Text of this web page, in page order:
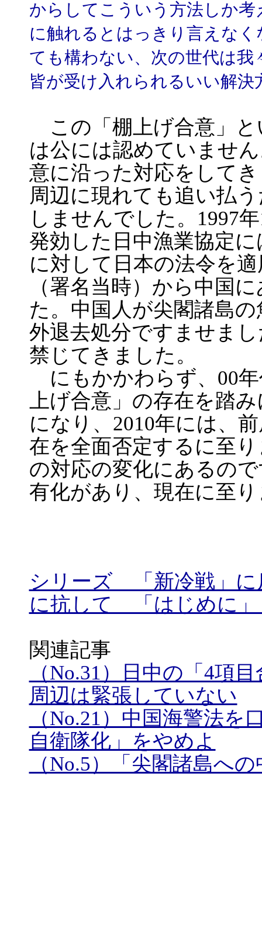
からしてこういう方法しか
に触れるとはっきり言えな
ても構わない、次の世代は
皆が受け入れられるいい解
この「棚上げ合意」と
は公には認めていませ
意に沿った対応をして
周辺に現れても追い払
しませんでした。1997
発効した日中漁業協定
に対して日本の法令を
（署名当時）から中国
た。中国人が尖閣諸島
外退去処分ですませま
禁じてきました。
にもかかわらず、00
上げ合意」の存在を踏
になり、2010年には、
在を全面否定するに至
の対応の変化にあるの
有化があり、現在に至
シリーズ 「新冷戦」
に抗して 「はじめに」
関連記事
（No.31）日中の「4項
周辺は緊張していない
（No.21）中国海警法
自衛隊化」をやめよ
（No.5）「尖閣諸島へ